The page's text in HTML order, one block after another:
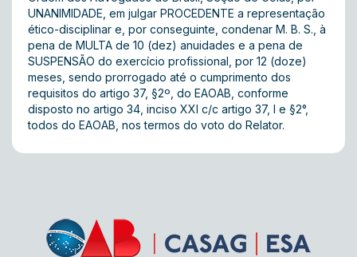
UNANIMIDADE, em julgar PROCEDENTE a representação
ético-disciplinar e, por conseguinte, condenar M. B. S., à
pena de MULTA de 10 (dez) anuidades e a pena de
SUSPENSÃO do exercício profissional, por 12 (doze)
meses, sendo prorrogado até o cumprimento dos
requisitos do artigo 37, §2º, do EAOAB, conforme
disposto no artigo 34, inciso XXI c/c artigo 37, I e §2°,
todos do EAOAB, nos termos do voto do Relator.